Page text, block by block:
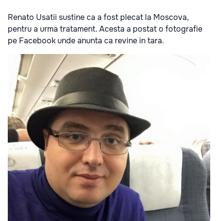
Renato Usatii sustine ca a fost plecat la Moscova,
pentru a urma tratament. Acesta a postat o fotografie
pe Facebook unde anunta ca revine in tara.